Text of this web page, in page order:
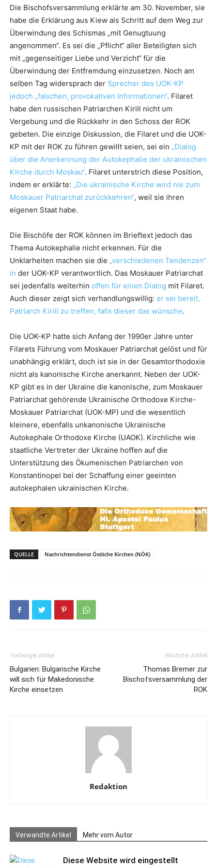
Die Bischofsversammlung erklärte am 30. November, sie
habe die Erklärung aus Kiew als Schritt auf dem Weg zur
Überwindung des Schismas „mit Genugtuung
angenommen“. Es sei die „Pflicht“ aller Beteiligten sich
mit „gegenseitiger Liebe und Verzicht“ für die
Überwindung der Entfremdung einzusetzen. Noch am
selben Tag widersprach der Sprecher des UOK-KP
jedoch „falschen, provokativen Informationen“. Filaret
habe den russischen Patriarchen Kirill nicht um
Vergebung und die Rückkehr in den Schoss der ROK
gebeten. Die einzige Diskussion, die Filaret und die UOK-
KP mit der ROK zu führen gewillt seien, sei ein „Dialog
über die Anerkennung der Autokephalie der ukrainischen
Kirche durch Moskau“. Filaret unterstrich diese Position,
indem er erklärte: „Die ukrainische Kirche wird nie zum
Moskauer Patriarchat zurückkehren“, weil sie ihren
eigenen Staat habe.
Die Bischöfe der ROK können im Brieftext jedoch das
Thema Autokephalie nicht erkennen. Für die
Unklarheiten machen sie die „verschiedenen Tendenzen“
in der UOK-KP verantwortlich. Das Moskauer Patriarchat
sei jedenfalls weiterhin offen für einen Dialog mit Filaret.
Auch dieser zeigt sich verhandlungswillig: er sei bereit,
Patriarch Kirill zu treffen, falls dieser das wünsche.
Die UOK-KP hatte sich Anfang der 1990er Jahre unter
Filarets Führung vom Moskauer Patriarchat gelöst und für
unabhängig erklärt, doch ist sie in der Gesamtorthodoxie
nicht als kanonische Kirche anerkannt. Neben der UOK-
KP gibt es in der Ukraine die kanonische, zum Moskauer
Patriarchat gehörende Ukrainische Orthodoxe Kirche-
Moskauer Patriarchat (UOK-MP) und die wesentlich
kleinere, ebenfalls unkanonische Ukrainische
Autokephale Orthodoxe Kirche (UAOK). Kirchliche wie
staatliche Vertreter der Ukraine hoffen auf die
Unterstützung des Ökumenischen Patriarchen von
Konstantinopel bei der Schaffung einer geeinten
autokephalen ukrainischen Kirche.
QUELLE Nachrichtendienst Östliche Kirchen (NÖK)
Vorheriger Artikel
Bulgarien: Bulgarische Kirche
will sich für Makedonische
Kirche einsetzen
Nächster Artikel
Thomas Bremer zur
Bischofsversammlung der
ROK
Redaktion
Verwandte Artikel Mehr vom Autor
Diese Website wird eingestellt